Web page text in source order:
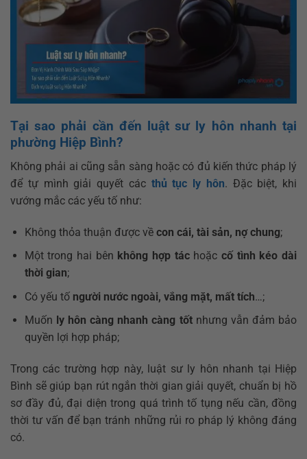
Tại sao phải cần đến luật sư ly hôn nhanh tại
phường Hiệp Bình?
Không phải ai cũng sẵn sàng hoặc có đủ kiến thức pháp lý
để tự mình giải quyết các thủ tục ly hôn. Đặc biệt, khi
vướng mắc các yếu tố như:
Không thỏa thuận được về con cái, tài sản, nợ chung;
Một trong hai bên không hợp táchoặccố tình kéo dài
thời gian;
Có yếu tố người nước ngoài, vắng mặt, mất tích…;
Muốn ly hôn càng nhanh càng tốtnhưng vẫn đảm bảo
quyền lợi hợp pháp;
Trong các trường hợp này, luật sư ly hôn nhanh tại Hiệp
Bình sẽ giúp bạn rút ngắn thời gian giải quyết, chuẩn bị hồ
sơ đầy đủ, đại diện trong quá trình tố tụng nếu cần, đồng
thời tư vấn để bạn tránh những rủi ro pháp lý không đáng
có.